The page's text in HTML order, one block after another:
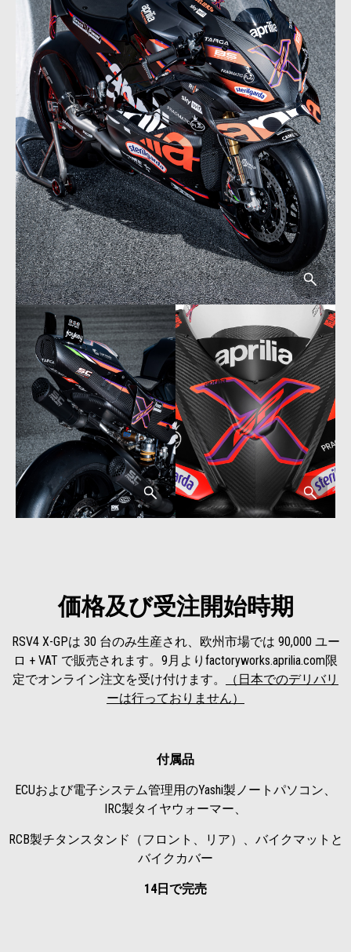
価格及び受注開始時期
RSV4 X-GPは 30 台のみ生産され、欧州市場では 90,000 ユー
ロ + VAT で販売されます。9月よりfactoryworks.aprilia.com限
定でオンライン注文を受け付けます。
（日本でのデリバリ
ーは行っておりません）
付属品
ECUおよび電子システム管理用のYashi製ノートパソコン、
IRC製タイヤウォーマー、
RCB製チタンスタンド（フロント、リア）、バイクマットと
バイクカバー
14日で完売